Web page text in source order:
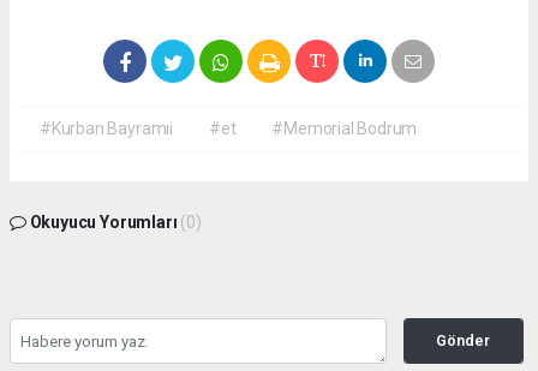
#Kurban Bayramıi #et #Memorial Bodrum
Okuyucu Yorumları (0)
Gönder